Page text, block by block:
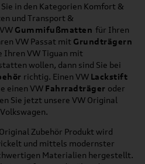
in den Kategorien Komfort &
und Transport &
Gummifußmatten für Ihren
VW Passat mit Grundträgern
Ihren VW Tiguan mit
wollen, dann sind Sie bei
richtig. Einen VW Lackstift
einen VW Fahrradträger oder
Sie jetzt unsere VW Original
Zubehör Produkt wird
und mittels modernster
Materialien hergestellt.